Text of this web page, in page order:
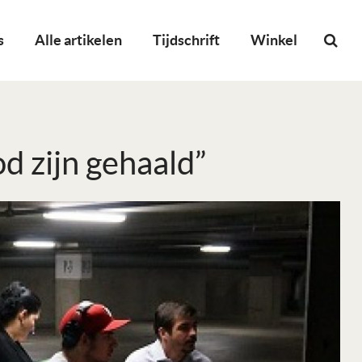
Alle artikelen Tijdschrift Winkel
zijn gehaald”